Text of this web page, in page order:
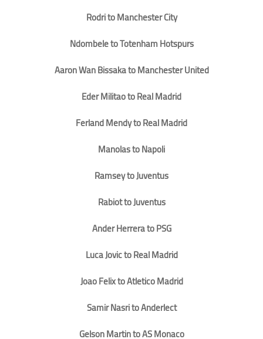
Rodri to Manchester City
Ndombele to Totenham Hotspurs
Aaron Wan Bissaka to Manchester United
Eder Militao to Real Madrid
Ferland Mendy to Real Madrid
Manolas to Napoli
Ramsey to Juventus
Rabiot to Juventus
Ander Herrera to PSG
Luca Jovic to Real Madrid
Joao Felix to Atletico Madrid
Samir Nasri to Anderlect
Gelson Martin to AS Monaco